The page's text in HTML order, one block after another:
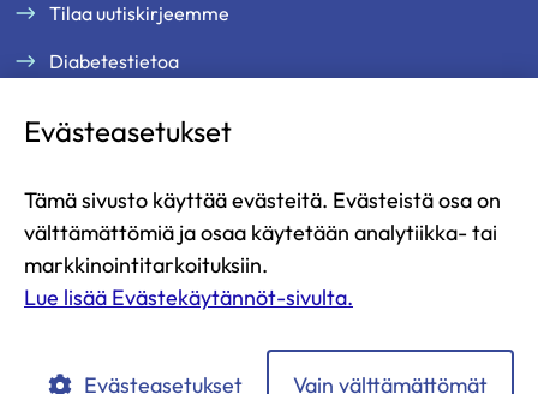
Tilaa uutiskirjeemme
Diabetestietoa
Jäsenille
Ajankohtaista
Yritysyhteistyö ja kumppanuus
Lahjoita
Evästeasetukset
Tämä sivusto käyttää evästeitä. Evästeistä osa on
välttämättömiä ja osaa käytetään analytiikka- tai
markkinointitarkoituksiin.
Lue lisää Evästekäytännöt-sivulta.
Evästeasetukset Vain välttämättömät